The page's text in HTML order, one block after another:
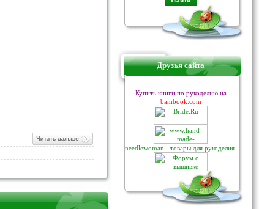
Друзья сайта
Купить книги по рукоделию на
bambook.com
needlewoman - товары для рукоделия.